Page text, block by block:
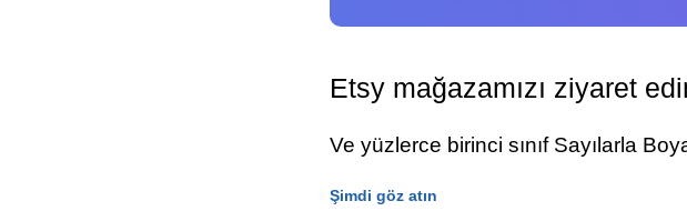
Etsy mağazamızı ziyaret
Ve yüzlerce birinci sınıf Sayılarla
Şimdi göz atın